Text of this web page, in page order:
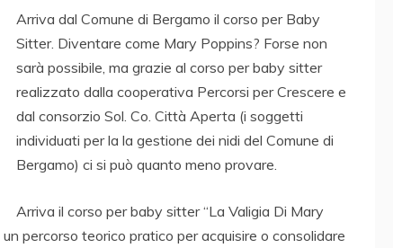
Arriva dal Comune di Bergamo il corso per Baby
Sitter. Diventare come Mary Poppins? Forse non
sarà possibile, ma grazie al corso per baby sitter
realizzato dalla cooperativa Percorsi per Crescere e
dal consorzio Sol. Co. Città Aperta (i soggetti
individuati per la la gestione dei nidi del Comune di
Bergamo) ci si può quanto meno provare.
Arriva il corso per baby sitter “La Valigia Di Mary
percorso teorico pratico per acquisire o consolidare